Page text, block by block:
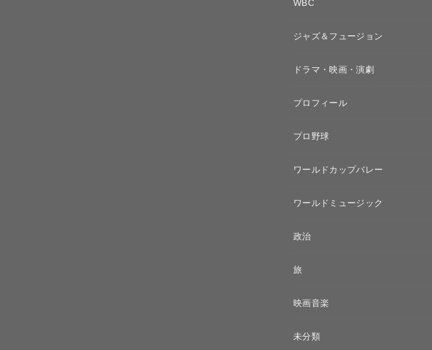
WBC
ジャズ＆フュージョン
ドラマ・映画・演劇
プロフィール
プロ野球
ワールドカップバレー
ワールドミュージック
政治
旅
映画音楽
未分類